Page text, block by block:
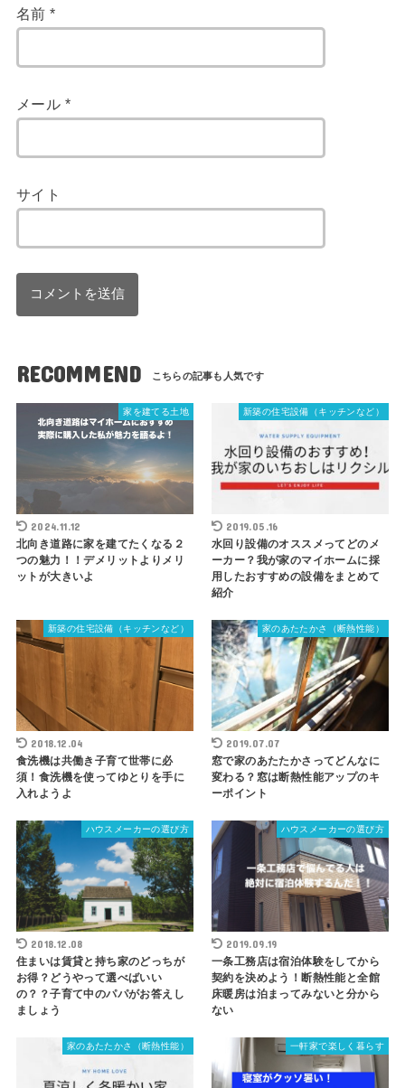
名前*
メール *
サイト
RECOMMEND
家を建てる土地
2024.11.12
北向き道路に家を建てたくなる２
つの魅力！！デメリットよりメリ
ットが大きいよ
新築の住宅設備（キッチンなど）
2019.05.16
水回り設備のオススメってどのメ
ーカー？我が家のマイホームに採
用したおすすめの設備をまとめて
紹介
新築の住宅設備（キッチンなど）
2018.12.04
食洗機は共働き子育て世帯に必
須！食洗機を使ってゆとりを手に
入れようよ
家のあたたかさ（断熱性能）
2019.07.07
窓で家のあたたかさってどんなに
変わる？窓は断熱性能アップのキ
ーポイント
ハウスメーカーの選び方
2018.12.08
住まいは賃貸と持ち家のどっちが
お得？どうやって選べばいい
の？？子育て中のパパがお答えし
ましょう
ハウスメーカーの選び方
2019.09.19
一条工務店は宿泊体験をしてから
契約を決めよう！断熱性能と全館
床暖房は泊まってみないと分から
ない
家のあたたかさ（断熱性能） 一軒家で楽しく暮らす